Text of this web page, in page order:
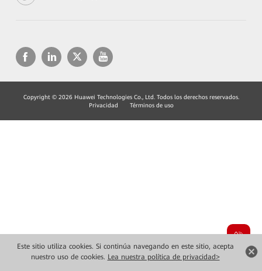
Este sitio utiliza cookies. Si continúa navegando en este sitio, acepta
nuestro uso de cookies. Lea nuestra política de privacidad>
Copyright © 2026 Huawei Technologies Co., Ltd. Todos los derechos reservados.
Privacidad
Términos de uso